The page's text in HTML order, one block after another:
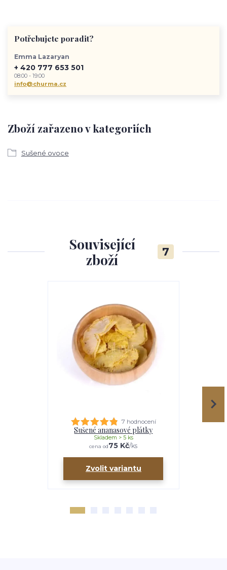
Zboží zařazeno v kategoriích
Sušené ovoce
Potřebujete poradit?
Emma Lazaryan
+ 420 777 653 501
08:00 - 19:00
info@churma.cz
Související
zboží
7
7 hodnocení
Sušené ananasové plátky
cena od75 Kč/ks
Skladem > 5 ks
Zvolit variantu